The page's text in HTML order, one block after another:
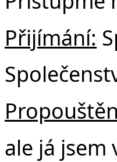
Přijímání:
ale já jsem